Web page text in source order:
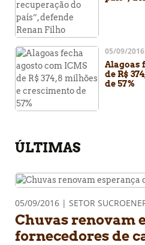
05/09/
Alagoas
de R$
de 57%
ÚLTIMAS
05/09/2016 | SETOR
Chuvas renovam
fornecedores de